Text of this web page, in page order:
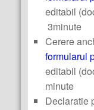
editabil
3minute
Cerere
formularul
editabil
minute
Declaratie